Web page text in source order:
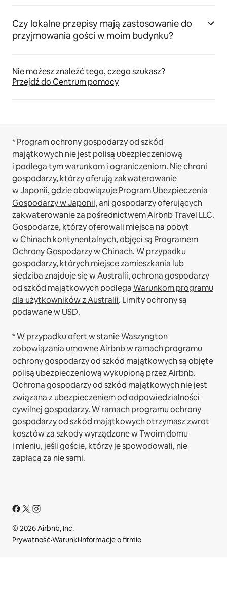
Czy lokalne przepisy mają zastosowanie do
przyjmowania gości w moim budynku?
Nie możesz znaleźć tego, czego szukasz?
Przejdź do Centrum pomocy
* Program ochrony gospodarzy od szkód
majątkowych nie jest polisą ubezpieczeniową
i podlega tymwarunkom i ograniczeniom. Nie chroni
gospodarzy, którzy oferują zakwaterowanie
w Japonii, gdzie obowiązujeProgram Ubezpieczenia
Gospodarzy w Japonii, ani gospodarzy oferujących
zakwaterowanie za pośrednictwem Airbnb Travel LLC.
Gospodarze, którzy oferowali miejsca na pobyt
w Chinach kontynentalnych, objęci są Programem
Ochrony Gospodarzy w Chinach.W przypadku
gospodarzy, których miejsce zamieszkania lub
siedziba znajduje się w Australii, ochrona gospodarzy
od szkód majątkowych podlegaWarunkom programu
dla użytkowników z Australii. Limity ochrony są
podawane w USD.
* W przypadku ofert w stanie Waszyngton
zobowiązania umowne Airbnb w ramach programu
ochrony gospodarzy od szkód majątkowych są objęte
polisą ubezpieczeniową wykupioną przez Airbnb.
Ochrona gospodarzy od szkód majątkowych nie jest
związana z ubezpieczeniem od odpowiedzialności
cywilnej gospodarzy. W ramach programu ochrony
gospodarzy od szkód majątkowych otrzymasz zwrot
kosztów za szkody wyrządzone w Twoim domu
i mieniu, jeśli goście, którzy je spowodowali, nie
zapłacą za nie sami.
© 2026 Airbnb, Inc.
Prywatność·Warunki·Informacje o firmie